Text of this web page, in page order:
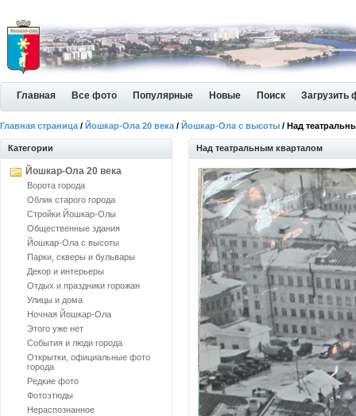
Главная Все фото Популярные Новые Поиск Загрузить
Главная страница / Йошкар-Ола 20 века / Йошкар-Ола с высоты / Над
Категории
Йошкар-Ола 20 века
Ворота города
Облик старого города
Стройки Йошкар-Олы
Общественные здания
Йошкар-Ола с высоты
Парки, скверы и бульвары
Декор и интерьеры
Отдых и праздники горожан
Улицы и дома
Ночная Йошкар-Ола
Этого уже нет
События и люди города
Открытки, официальные фото
города
Редкие фото
Фотоэтюды
Нераспознанное
Над театральным кварталом